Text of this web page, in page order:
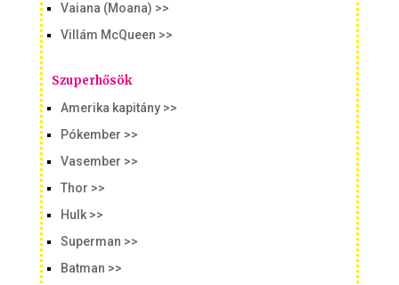
Vaiana (Moana) >>
Villám McQueen >>
Szuperhősök
Amerika kapitány >>
Pókember >>
Vasember >>
Thor >>
Hulk >>
Superman >>
Batman >>